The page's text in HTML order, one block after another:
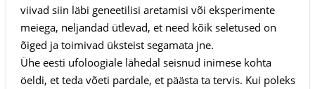
viivad siin läbi geneetilisi aretamisi või eksperimente
meiega, neljandad ütlevad, et need kõik seletused on
õiged ja toimivad üksteist segamata jne.
Ühe eesti ufoloogiale lähedal seisnud inimese kohta
öeldi, et teda võeti pardale, et päästa ta tervis. Kui poleks